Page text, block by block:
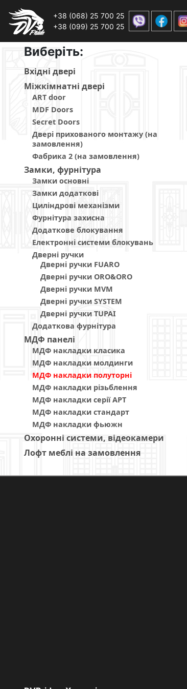
+38 (068) 25 700 25
+38 (099) 25 700 25
Виберiть:
Вхiднi дверi
Мiжкiмнатнi дверi
ART door
MDF Doors
Secret Doors
Двері прихованого монтажу (на
замовлення)
Фабрика 2 (на замовлення)
Замки, фурнітура
Замки основні
Замки додаткові
Циліндрові механізми
Фурнітура захисна
Додаткове блокування
Електронні системи блокувань
Дверні ручки
Дверні ручки FUARO
Дверні ручки ORO&ORO
Дверні ручки MVM
Дверні ручки SYSTEM
Дверні ручки TUPAI
Додаткова фурнітура
МДФ панелi
МДФ накладки класика
МДФ накладки молдинги
МДФ накладки полуторні
МДФ накладки різьблення
МДФ накладки серії АРТ
МДФ накладки стандарт
МДФ накладки фьюжн
Охоронні системи, відеокамери
Лофт меблі на замовлення